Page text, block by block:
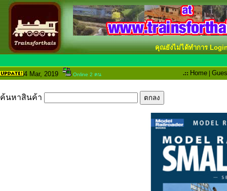
คุณยังไม่ได้ทำการ
4 Mar, 2019 Online 2 คน .:: Home |
ค้นหาสินค้า